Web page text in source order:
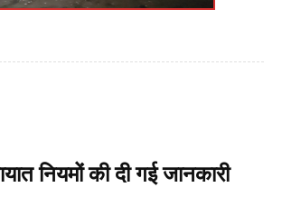
नियमों की दी गई जानकारी